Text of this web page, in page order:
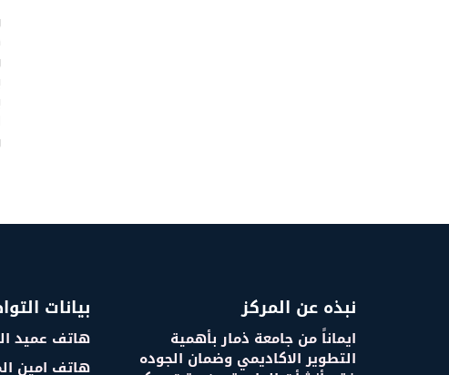
نبذه عن المركز
ايماناً من جامعة ذمار بأهمية
التطوير الاكاديمي وضمان الجوده
بيانات
هاتف عميد
هاتف امين